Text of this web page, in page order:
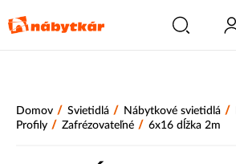
Domov / Svietidlá / Nábytkové svietidlá /
Profily / Zafrézovateľné / 6x16 dĺžka 2m